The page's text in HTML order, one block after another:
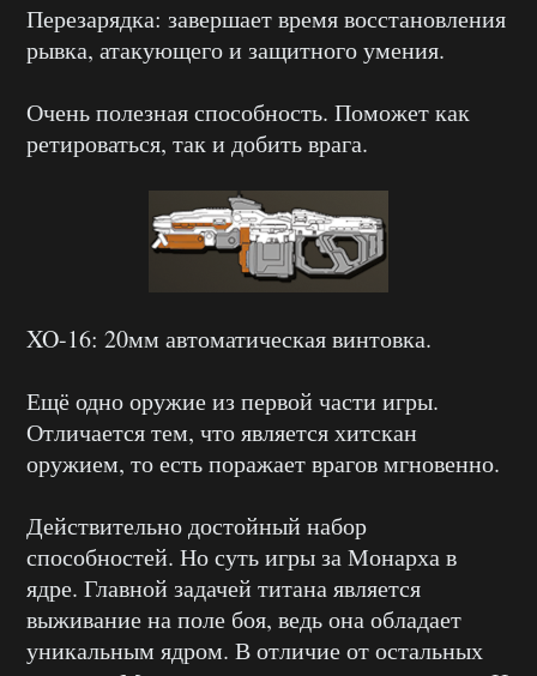
Перезарядка: завершает время восстановления
рывка, атакующего и защитного умения.
Очень полезная способность. Поможет как
ретироваться, так и добить врага.
XO-16: 20мм автоматическая винтовка.
Ещё одно оружие из первой части игры.
Отличается тем, что является хитскан
оружием, то есть поражает врагов мгновенно.
Действительно достойный набор
способностей. Но суть игры за Монарха в
ядре. Главной задачей титана является
выживание на поле боя, ведь она обладает
уникальным ядром. В отличие от остальных